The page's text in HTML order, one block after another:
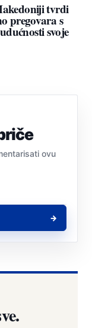
tvrdi
pregovara s
svoje
ovu
→